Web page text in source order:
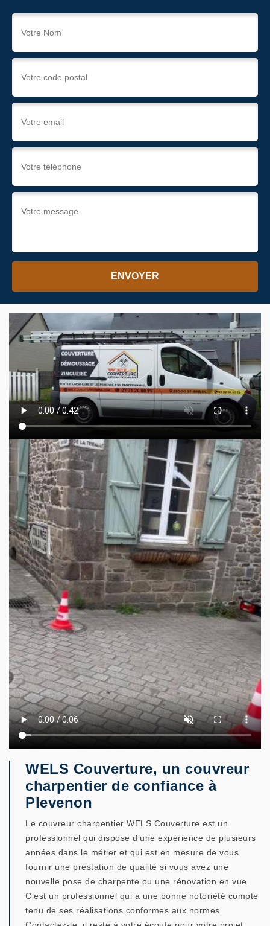
WELS Couverture, un couvreur
charpentier de confiance à
Plevenon
Le couvreur charpentier WELS Couverture est un
professionnel qui dispose d’une expérience de plusieurs
années dans le métier et qui est en mesure de vous
fournir une prestation de qualité si vous avez une
nouvelle pose de charpente ou une rénovation en vue.
C’est un professionnel qui a une bonne notoriété compte
tenu de ses réalisations conformes aux normes.